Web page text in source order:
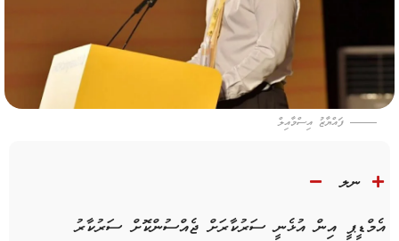
ފައްޔާޒު އިސްމާއިލް
ނލ
އެމްޑީޕީ އިން އުޅެނީ ސަރުކާރަށް ޖެއްސުންކޮށް ސަރުކާރު